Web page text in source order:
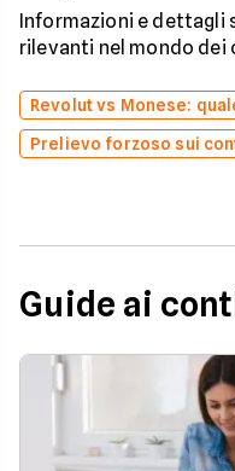
Informazioni e dettagli
rilevanti nel mondo dei
Revolut vs Monese:
Prelievo forzoso sui
Guide ai